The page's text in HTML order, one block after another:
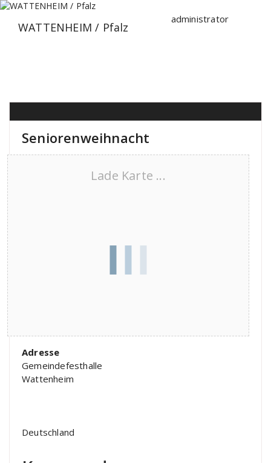
Zum
springenWATTENHEIM / Pfalz
administrator
Seniorenweihnacht
Lade Karte ...
Adresse
Gemeindefesthalle
Wattenheim
Deutschland